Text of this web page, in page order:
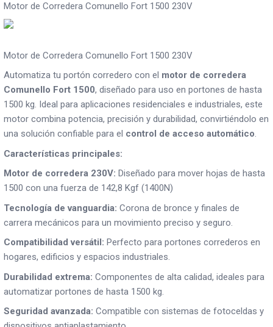
Motor de Corredera Comunello Fort 1500 230V
Motor de Corredera Comunello Fort 1500 230V
Automatiza tu portón corredero con el motor de corredera
Comunello Fort 1500, diseñado para uso en portones de hasta
1500 kg. Ideal para aplicaciones residenciales e industriales, este
motor combina potencia, precisión y durabilidad, convirtiéndolo en
una solución confiable para el control de acceso automático.
Características principales:
Motor de corredera 230V: Diseñado para mover hojas de hasta
1500 con una fuerza de 142,8 Kgf (1400N)
Tecnología de vanguardia: Corona de bronce y finales de
carrera mecánicos para un movimiento preciso y seguro.
Compatibilidad versátil: Perfecto para portones correderos en
hogares, edificios y espacios industriales.
Durabilidad extrema: Componentes de alta calidad, ideales para
automatizar portones de hasta 1500 kg.
Seguridad avanzada: Compatible con sistemas de fotoceldas y